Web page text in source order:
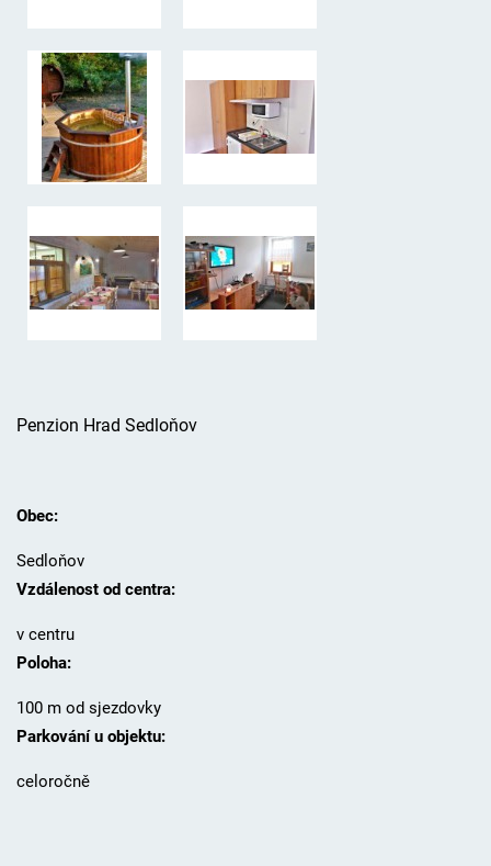
Penzion Hrad Sedloňov
Obec:
Sedloňov
Vzdálenost od centra:
v centru
Poloha:
100 m od sjezdovky
Parkování u objektu:
celoročně